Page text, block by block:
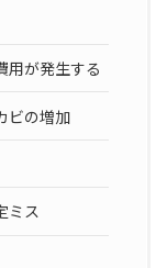
用が発生する
ビの増加
ミス